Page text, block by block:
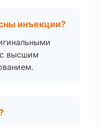
инъекции?
высшим